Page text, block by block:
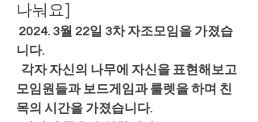
나눠요]
니다.
각자 자신의 나무에 자신을 표현해보고
모임원들과 보드게임과 룰렛을 하며 친
목의 시간을 가졌습니다.